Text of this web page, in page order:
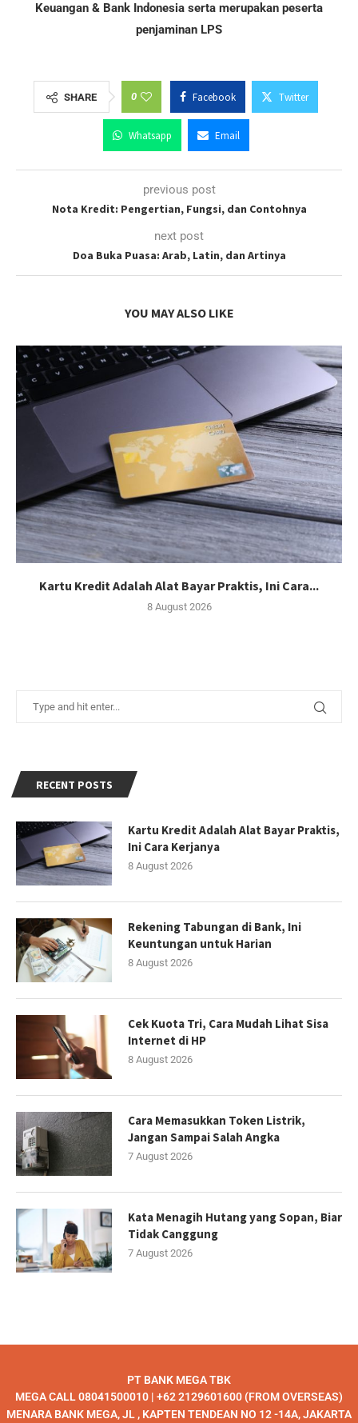
Keuangan & Bank Indonesia serta merupakan peserta
penjaminan LPS
SHARE 0 Facebook Twitter
Whatsapp Email
previous post
Nota Kredit: Pengertian, Fungsi, dan Contohnya
next post
Doa Buka Puasa: Arab, Latin, dan Artinya
YOU MAY ALSO LIKE
Kartu Kredit Adalah Alat Bayar Praktis, Ini Cara...
8 August 2026
RECENT POSTS
Kartu Kredit Adalah Alat Bayar Praktis,
Ini Cara Kerjanya
8 August 2026
Rekening Tabungan di Bank, Ini
Keuntungan untuk Harian
8 August 2026
Cek Kuota Tri, Cara Mudah Lihat Sisa
Internet di HP
8 August 2026
Cara Memasukkan Token Listrik,
Jangan Sampai Salah Angka
7 August 2026
Kata Menagih Hutang yang Sopan, Biar
Tidak Canggung
7 August 2026
PT BANK MEGA TBK
MEGA CALL 08041500010 | +62 2129601600 (FROM OVERSEAS)
MENARA BANK MEGA, JL , KAPTEN TENDEAN NO 12 -14A, JAKARTA